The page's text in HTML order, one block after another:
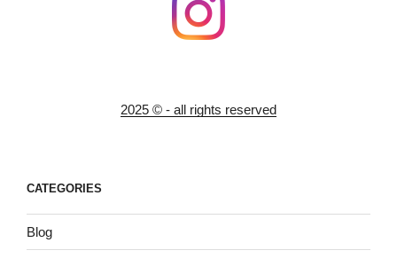
2025 © - all rights reserved
CATEGORIES
Blog